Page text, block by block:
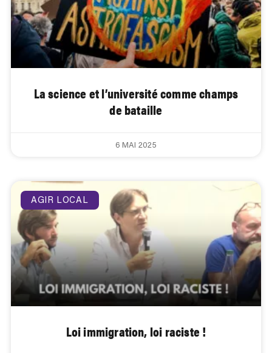
La science et l’université comme champs
de bataille
6 MAI 2025
AGIR LOCAL
Loi immigration, loi raciste !